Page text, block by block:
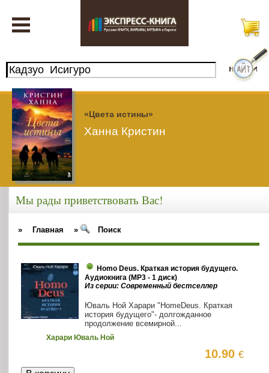
«Цвета истины»
Ханна Кристин
Мы рады приветствовать Вас!
» Главная » Поиск
Homo Deus. Краткая история будущего.
Аудиокнига (MP3 - 1 диск)
Из серии: Современный бестселлер
Юваль Ной Харари "HomeDeus. Краткая
история будущего"- долгожданное
продолжение всемирной...
Харари Юваль Ной
10.90€